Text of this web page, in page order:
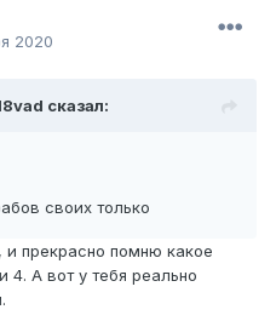
2020
сказал:
своих только
и прекрасно помню какое
4. А вот у тебя реально